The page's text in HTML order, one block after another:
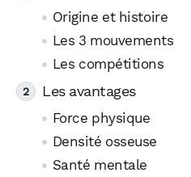
Origine et histoire
Les 3 mouvements
Les compétitions
Les avantages
Force physique
Densité osseuse
Santé mentale